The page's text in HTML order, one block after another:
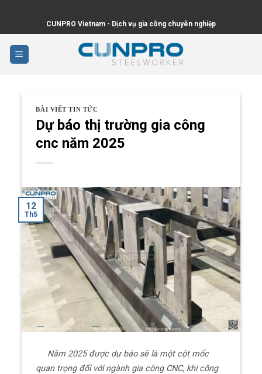
content
CUNPRO Vietnam - Dịch vụ gia công chuyên nghiệp
BÀI VIẾT TIN TỨC
Dự báo thị trường gia công
cnc năm 2025
12
Th5
Năm 2025 được dự báo sẽ là một cột mốc
quan trọng đối với ngành gia công CNC, khi công